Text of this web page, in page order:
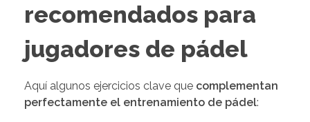
recomendados para
jugadores de pádel
Aquí algunos ejercicios clave que complementan
perfectamente el entrenamiento de pádel: